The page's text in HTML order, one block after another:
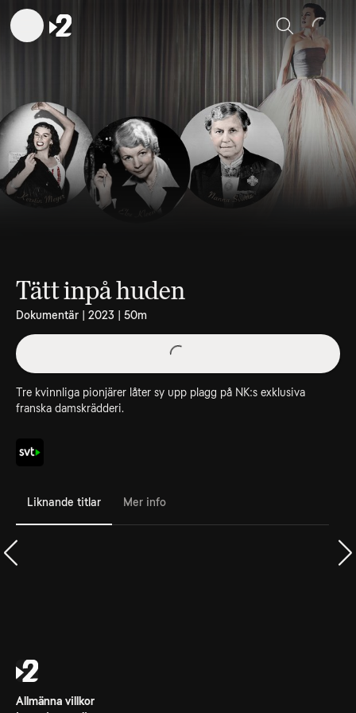
Sök
Tätt inpå huden
Dokumentär | 2023 | 50m
Tre kvinnliga pionjärer låter sy upp plagg på NK:s exklusiva
franska damskrädderi.
Liknande titlar Mer info
Allmänna villkor